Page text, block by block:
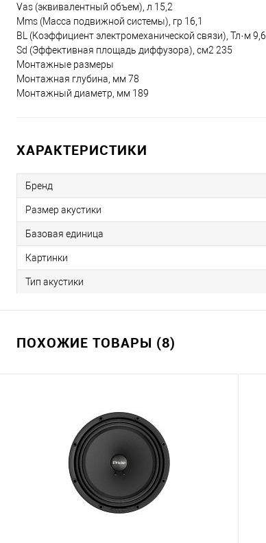
Vas (эквивалентный объем), л 15,2
Mms (Масса подвижной системы), гр 16,1
BL (Коэффициент электромеханической связи), Тл·м 9,6
Sd (Эффективная площадь диффузора), см2 235
Монтажные размеры
Монтажная глубина, мм 78
Монтажный диаметр, мм 189
ХАРАКТЕРИСТИКИ
Бренд
Размер акустики
Базовая единица
Картинки
Тип акустики
ПОХОЖИЕ ТОВАРЫ (8)